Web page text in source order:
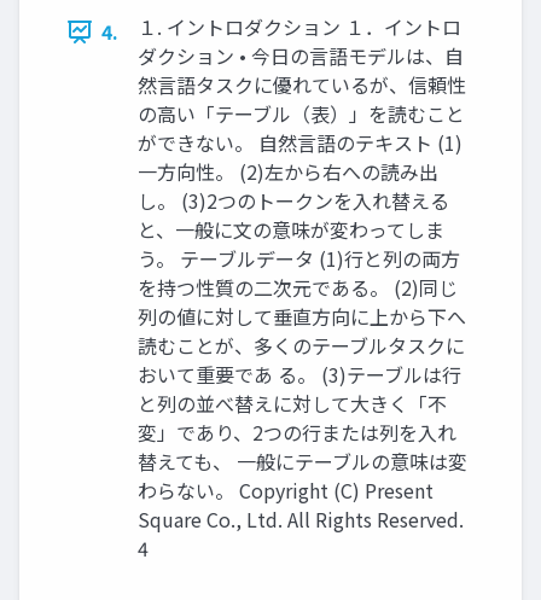
4.
１. イントロダクション １．イントロ
ダクション • 今日の言語モデルは、自
然言語タスクに優れているが、信頼性
の高い「テーブル（表）」を読むこと
ができない。 自然言語のテキスト (1)
一方向性。 (2)左から右への読み出
し。 (3)2つのトークンを入れ替える
と、一般に文の意味が変わってしま
う。 テーブルデータ (1)行と列の両方
を持つ性質の二次元である。 (2)同じ
列の値に対して垂直方向に上から下へ
読むことが、多くのテーブルタスクに
おいて重要であ る。 (3)テーブルは行
と列の並べ替えに対して大きく「不
変」であり、2つの行または列を入れ
替えても、 一般にテーブルの意味は変
わらない。 Copyright (C) Present
Square Co., Ltd. All Rights Reserved.
4